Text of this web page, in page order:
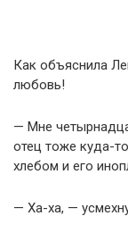
Как объяснила
любовь!
— Мне
отец тоже куда-
хлебом и его
— Ха-ха, —